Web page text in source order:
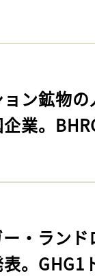
ョン鉱物
業。
ー・ラン
。GHG1